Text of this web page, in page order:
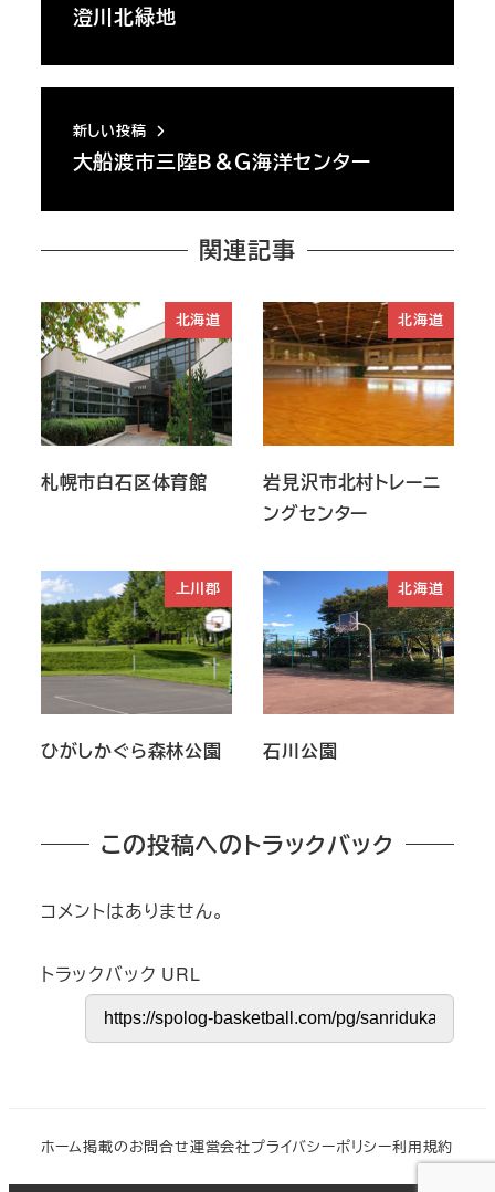
澄川北緑地
新しい投稿
大船渡市三陸Ｂ＆Ｇ海洋センター
関連記事
北海道
札幌市白石区体育館
北海道
岩見沢市北村トレーニ
ングセンター
上川郡
ひがしかぐら森林公園
北海道
石川公園
この投稿へのトラックバック
コメントはありません。
トラックバック URL
ホーム掲載のお問合せ運営会社プライバシーポリシー利用規約